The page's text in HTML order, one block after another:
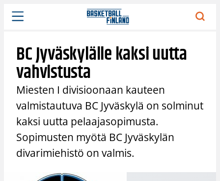
Siirry
sisältöön
BC Jyväskylälle kaksi uutta
vahvistusta
Miesten I divisioonaan kauteen
valmistautuva BC Jyväskylä on solminut
kaksi uutta pelaajasopimusta.
Sopimusten myötä BC Jyväskylän
divarimiehistö on valmis.